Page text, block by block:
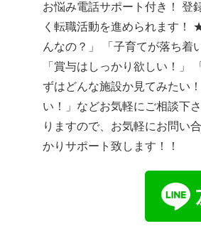
お悩み電話サポート付き！ 登
く転職活動を進められます！
んなの？」 「子育てが落ち着
「賞与はしっかり欲しい！」
ずはどんな施設か見てみたい
い！」などお気軽にご相談下
りますので、お気軽にお問い
かりサポート致します！！